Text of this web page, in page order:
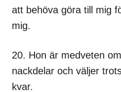
att behöva göra till mig
mig.
20. Hon är medveten
nackdelar och väljer
kvar.